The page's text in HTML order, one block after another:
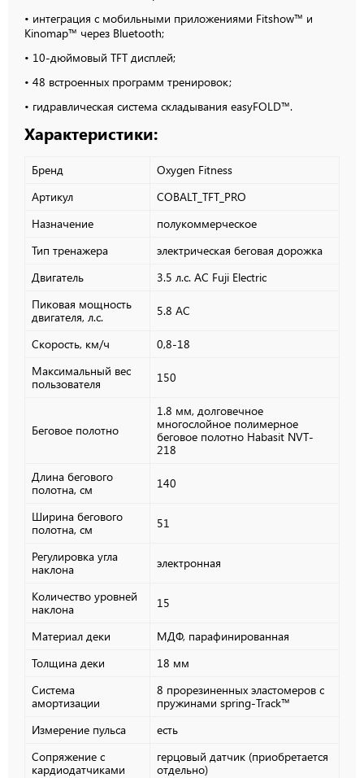
• интеграция с мобильными приложениями Fitshow™ и
Kinomap™ через Bluetooth;
• 10-дюймовый TFT дисплей;
• 48 встроенных программ тренировок;
• гидравлическая система складывания easyFOLD™.
Характеристики:
Бренд
Oxygen Fitness
Артикул
COBALT_TFT_PRO
Назначение
полукоммерческое
Тип тренажера
электрическая беговая дорожка
Двигатель
3.5 л.с. AC Fuji Electric
Пиковая мощность
двигателя, л.с.
5.8 AC
Скорость, км/ч
0,8-18
Максимальный вес
пользователя
150
Беговое полотно
1.8 мм, долговечное
многослойное полимерное
беговое полотно Habasit NVT-
218
Длина бегового
полотна, см
140
Ширина бегового
полотна, см
51
Регулировка угла
наклона
электронная
Количество уровней
наклона
15
Материал деки
МДФ, парафинированная
Толщина деки
18 мм
Система
амортизации
8 прорезиненных эластомеров с
пружинами spring-Track™
Измерение пульса
есть
Сопряжение с
кардиодатчиками
герцовый датчик (приобретается
отдельно)